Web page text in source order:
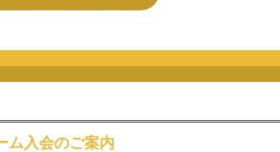
ム入会のご案内